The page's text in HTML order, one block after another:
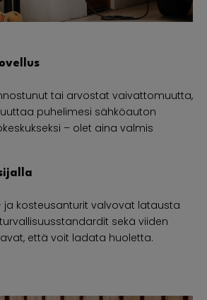
tai arvostat vaivattomuutta,
puhelimesi sähköauton
– olet aina valmis
ja kosteusanturit valvovat latausta
sekä viiden
että voit ladata huoletta.